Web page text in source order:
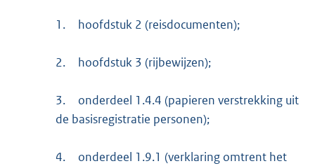
1. hoofdstuk 2 (reisdocumenten);
2. hoofdstuk 3 (rijbewijzen);
3.
onderdeel 1.4.4 (papieren verstrekking uit
de basisregistratie personen);
4.
onderdeel 1.9.1 (verklaring omtrent het